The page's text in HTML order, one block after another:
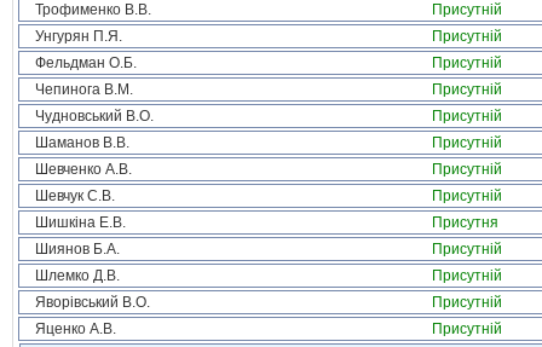
Трофименко В.В.
Присутній
Унгурян П.Я.
Присутній
Фельдман О.Б.
Присутній
Чепинога В.М.
Присутній
Чудновський В.О.
Присутній
Шаманов В.В.
Присутній
Шевченко А.В.
Присутній
Шевчук С.В.
Присутній
Шишкіна Е.В.
Присутня
Шиянов Б.А.
Присутній
Шлемко Д.В.
Присутній
Яворівський В.О.
Присутній
Яценко А.В.
Присутній